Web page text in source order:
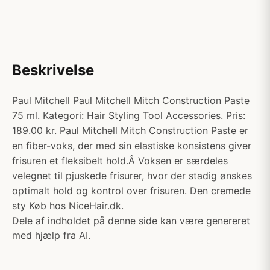
Beskrivelse
Paul Mitchell Paul Mitchell Mitch Construction Paste
75 ml. Kategori: Hair Styling Tool Accessories. Pris:
189.00 kr. Paul Mitchell Mitch Construction Paste er
en fiber-voks, der med sin elastiske konsistens giver
frisuren et fleksibelt hold.Â Voksen er særdeles
velegnet til pjuskede frisurer, hvor der stadig ønskes
optimalt hold og kontrol over frisuren. Den cremede
sty Køb hos NiceHair.dk.
Dele af indholdet på denne side kan være genereret
med hjælp fra AI.